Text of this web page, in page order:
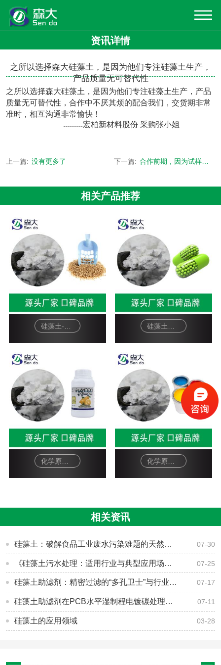
资讯详情
之所以选择森大硅藻土，是因为他们专注硅藻土生产，
产品质量无可替代性
之所以选择森大硅藻土，是因为他们专注硅藻土生产，产品
质量无可替代性，合作中不厌其烦的配合我们，交货期非常
准时，相互沟通非常愉快！
..........宏柏新材料股份 采购张小姐
上一篇: 没有更多了 下一篇: 合作前期，因为试样，经常需要硅藻土的样品，森大始终如一
相关产品推荐
化学原料硅藻土助滤剂-柠檬酸除垢剂 化学原料硅藻土助滤剂-油漆
相关资讯
硅藻土：破解食品工业废水污染难题的天然利器 07-30
《硅藻土污水处理：适用行业与典型应用场景一览》 07-25
硅藻土助滤剂：精密过滤的“多孔卫士”与行业领军者的匠心坚守 07-17
硅藻土助滤剂在PCB水平湿制程电镀碳处理中的应用与价值 07-11
硅藻土的应用领域 03-28